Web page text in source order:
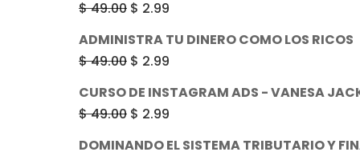
era:
Valora
con
de 5
$49.00 El
original
era:
$ 49.00.
$ 2.99
$ 2.99.
ADMINISTRA TU DINERO COMO LOS RICOS
$49.00 El
original
era:
$ 49.00.
$ 2.99
$ 2.99.
CURSO DE INSTAGRAM ADS - VANESA
$49.00 El
original
$ 2.99
DOMINANDO EL SISTEMA TRIBUTARIO Y